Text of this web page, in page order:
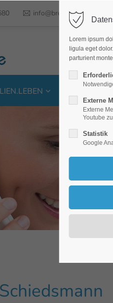
info@breidenbach.de
Lorem ipsum
ligula eget
parturient
Externe
Externe
Youtube
Statistik
Google